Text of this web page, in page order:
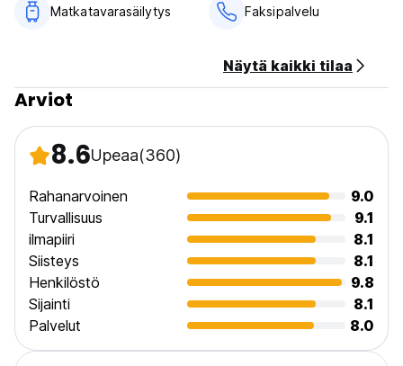
Matkatavarasäilytys Faksipalvelu
Näytä kaikki tilaa
Arviot
8.6Upeaa(360)
Rahanarvoinen
9.0
Turvallisuus
9.1
ilmapiiri
8.1
Siisteys
8.1
Henkilöstö
9.8
Sijainti
8.1
Palvelut
8.0